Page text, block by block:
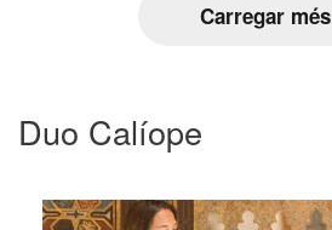
Carregar més
Duo Calíope